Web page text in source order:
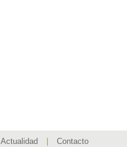
Actualidad Contacto